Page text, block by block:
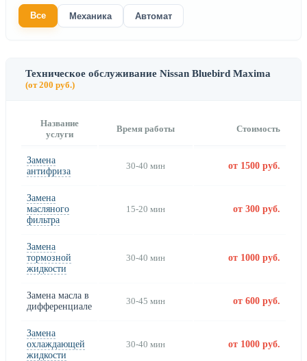
Все Механика Автомат
Техническое обслуживание Nissan Bluebird Maxima
(от 200 руб.)
Название
услуги
Время работы Стоимость
Замена
антифриза
30-40 мин от 1500 руб.
Замена
масляного
фильтра
15-20 мин от 300 руб.
Замена
тормозной
жидкости
30-40 мин от 1000 руб.
Замена масла в
дифференциале
30-45 мин от 600 руб.
Замена
охлаждающей
жидкости
30-40 мин от 1000 руб.